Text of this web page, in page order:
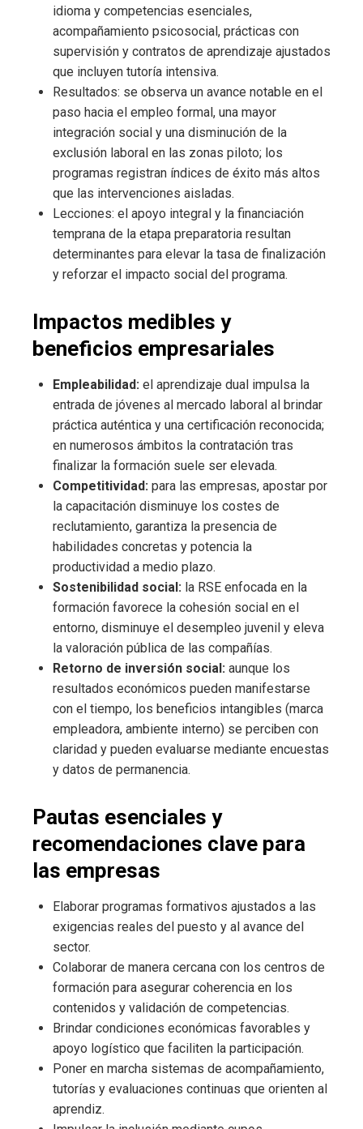
idioma y competencias esenciales,
acompañamiento psicosocial, prácticas con
supervisión y contratos de aprendizaje ajustados
que incluyen tutoría intensiva.
Resultados: se observa un avance notable en el
paso hacia el empleo formal, una mayor
integración social y una disminución de la
exclusión laboral en las zonas piloto; los
programas registran índices de éxito más altos
que las intervenciones aisladas.
Lecciones: el apoyo integral y la financiación
temprana de la etapa preparatoria resultan
determinantes para elevar la tasa de finalización
y reforzar el impacto social del programa.
Impactos medibles y
beneficios empresariales
Empleabilidad: el aprendizaje dual impulsa la
entrada de jóvenes al mercado laboral al brindar
práctica auténtica y una certificación reconocida;
en numerosos ámbitos la contratación tras
finalizar la formación suele ser elevada.
Competitividad: para las empresas, apostar por
la capacitación disminuye los costes de
reclutamiento, garantiza la presencia de
habilidades concretas y potencia la
productividad a medio plazo.
Sostenibilidad social: la RSE enfocada en la
formación favorece la cohesión social en el
entorno, disminuye el desempleo juvenil y eleva
la valoración pública de las compañías.
Retorno de inversión social: aunque los
resultados económicos pueden manifestarse
con el tiempo, los beneficios intangibles (marca
empleadora, ambiente interno) se perciben con
claridad y pueden evaluarse mediante encuestas
y datos de permanencia.
Pautas esenciales y
recomendaciones clave para
las empresas
Elaborar programas formativos ajustados a las
exigencias reales del puesto y al avance del
sector.
Colaborar de manera cercana con los centros de
formación para asegurar coherencia en los
contenidos y validación de competencias.
Brindar condiciones económicas favorables y
apoyo logístico que faciliten la participación.
Poner en marcha sistemas de acompañamiento,
tutorías y evaluaciones continuas que orienten al
aprendiz.